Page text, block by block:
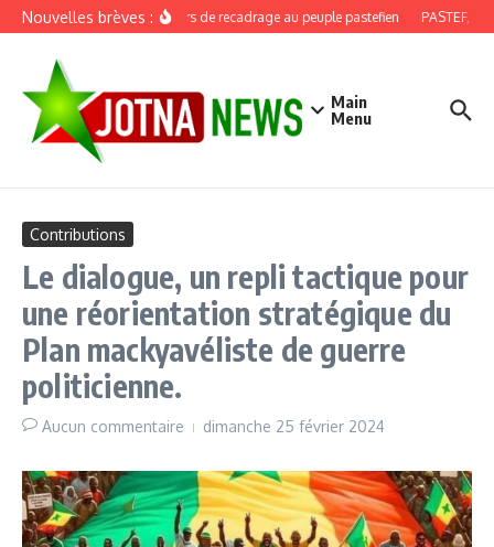
Aller au contenu
Nouvelles brèves :Discours de recadrage au peuple pastefien PASTEF,
Main
Menu
Contributions
Le dialogue, un repli tactique pour
une réorientation stratégique du
Plan mackyavéliste de guerre
politicienne.
Aucun commentaire dimanche 25 février 2024